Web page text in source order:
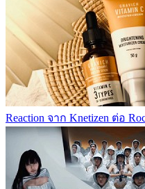
Reaction จาก Knetizen ต่อ